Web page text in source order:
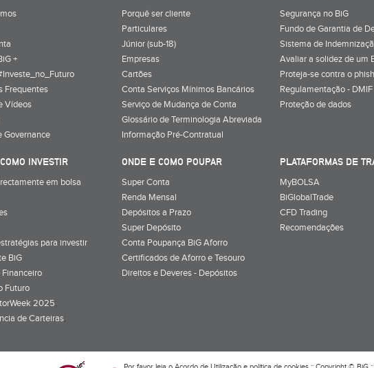
+
Frequentes
Vídeos
Governance
Porquê ser cliente
Particulares
Júnior (sub-18)
Empresas
Cartões
Conta Serviços Mínimos Bancários
Serviço de Mudança de Conta
Glossário de Terminologia Abreviada
Informação Pré-Contratual
Segurança no BiG
Fundo de Garantia de
Sistema de
Avaliar a solidez de um
Proteja-se contra o
Regulamentação - DMIF
Proteção de dados
INVESTIR
em bolsa
para investir
BiG
Futuro
2025;
de Carteiras;
ONDE E COMO POUPAR
Super Conta
Renda Mensal
Depósitos a Prazo
Super Depósito
Conta Poupança BiG Aforro
Certificados de Aforro e Tesouro
Direitos e Deveres - Depósitos
PLATAFORMAS DE
MyBOLSA
BiGlobalTrade
CFD Trading
Recomendações